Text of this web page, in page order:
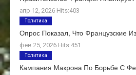
апр 12, 2026 Hits:403
Опрос Показал, Что Французские
фев 25, 2026 Hits:451
Политика
Кампания Макрона По Борьбе С
Политика